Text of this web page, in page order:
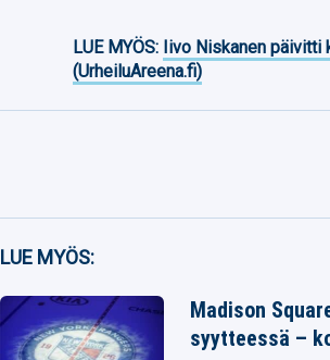
LUE MYÖS: Iivo Niskanen päivitti
(UrheiluAreena.fi)
Facebook
Twitter
Whatsapp
LUE MYÖS:
Madison
syytteessä –